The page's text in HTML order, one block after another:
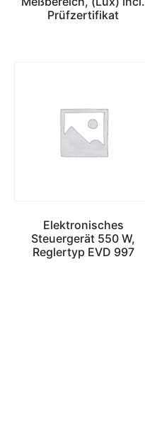
Prüfzertifikat
Elektronisches
Steuergerät 550 W,
Reglertyp EVD 997